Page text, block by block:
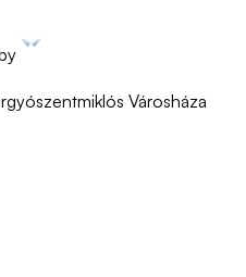
Városháza